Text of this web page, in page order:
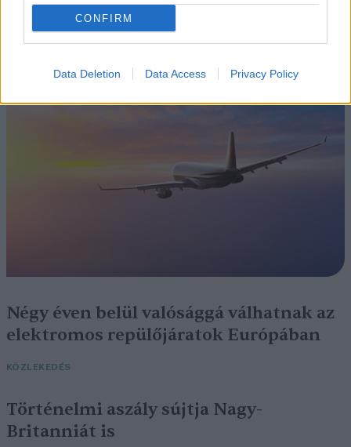
CONFIRM
Data Deletion Data Access Privacy Policy
Szedd magad őszibarack: itt vannak
a legjobb lelőhelyek!
SZEMLE
Négy éven belül valósággá válhatnak az
elektromos repülőjáratok Európában
KÖZLEKEDÉS
Történelmi aszály sújtja Nagy-
Britanniát is